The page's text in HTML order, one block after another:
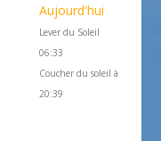
Aujourd'hui
Lever du Soleil
06:33
Coucher du soleil à
20:39